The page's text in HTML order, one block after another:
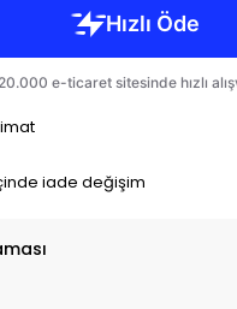
iade değişim